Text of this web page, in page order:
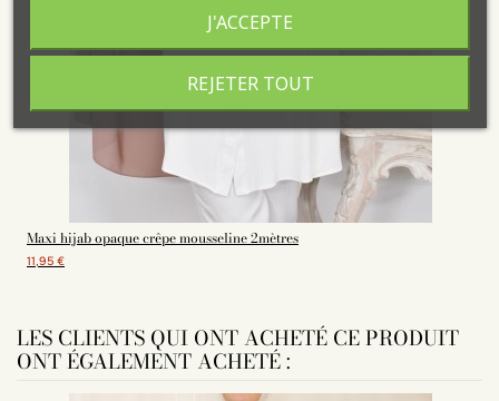
Maxi hijab opaque crêpe mousseline 2mètres
11,95 €
LES CLIENTS QUI ONT ACHETÉ CE PRODUIT
ONT ÉGALEMENT ACHETÉ :
REJETER TOUT
J'ACCEPTE